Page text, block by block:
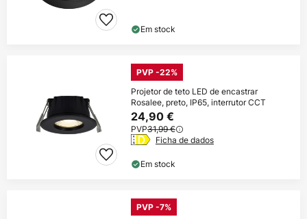
Em stock
PVP -22%
Projetor de teto LED de encastrar
Rosalee, preto, IP65, interrutor CCT
24,90 €
PVP31,99 €
Ficha de dados
Em stock
PVP -7%